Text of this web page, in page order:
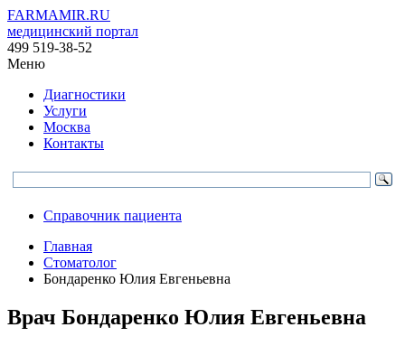
FARMAMIR.RU
медицинский портал
499 519-38-52
Меню
Диагностики
Услуги
Москва
Контакты
Справочник пациента
Главная
Стоматолог
Бондаренко Юлия Евгеньевна
Врач Бондаренко Юлия Евгеньевна